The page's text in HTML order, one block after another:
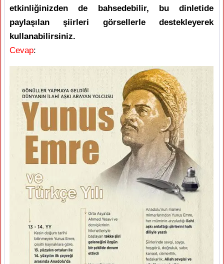
etkinliğinizden de bahsedebilir, bu dinletide
paylaşılan şiirleri görsellerle destekleyerek
kullanabilirsiniz.
Cevap: